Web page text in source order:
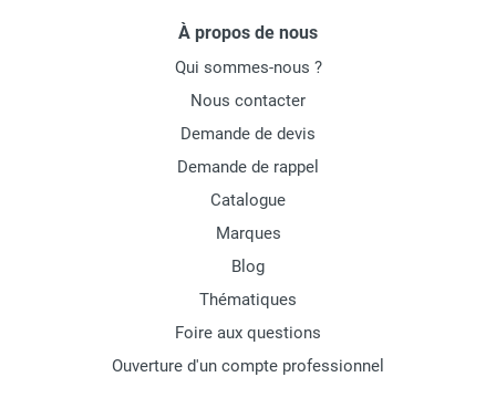
À propos de nous
Qui sommes-nous ?
Nous contacter
Demande de devis
Demande de rappel
Catalogue
Marques
Blog
Thématiques
Foire aux questions
Ouverture d'un compte professionnel